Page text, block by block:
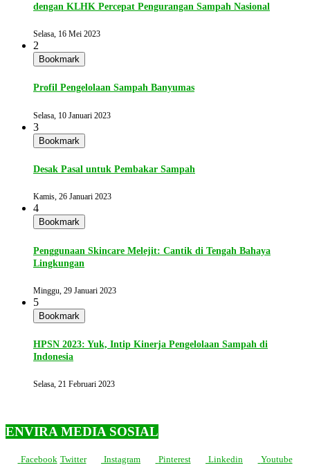
dengan KLHK Percepat Pengurangan Sampah Nasional
Selasa, 16 Mei 2023
2
Bookmark
Profil Pengelolaan Sampah Banyumas
Selasa, 10 Januari 2023
3
Bookmark
Desak Pasal untuk Pembakar Sampah
Kamis, 26 Januari 2023
4
Bookmark
Penggunaan Skincare Melejit: Cantik di Tengah Bahaya
Lingkungan
Minggu, 29 Januari 2023
5
Bookmark
HPSN 2023: Yuk, Intip Kinerja Pengelolaan Sampah di
Indonesia
Selasa, 21 Februari 2023
ENVIRA MEDIA SOSIAL
Facebook Twitter Instagram Pinterest Linkedin Youtube